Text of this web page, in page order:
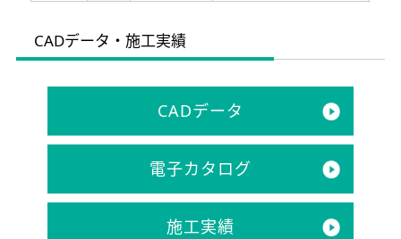
CADデータ・施工実績
CADデータ
電子カタログ
施工実績